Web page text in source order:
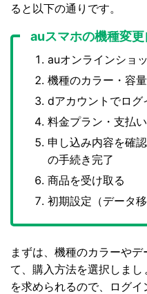
ると以下の通りです。
auスマホの機種変
auオンラインショ
機種のカラー・容
dアカウントでログ
料金プラン・支払
申し込み内容を確
の手続き完了
商品を受け取る
初期設定（データ
まずは、機種のカラーや
て、購入方法を選択しま
を求められるので、ログ